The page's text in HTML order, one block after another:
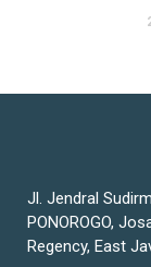
Jl. Jendral
PONOROGO,
Regency, East